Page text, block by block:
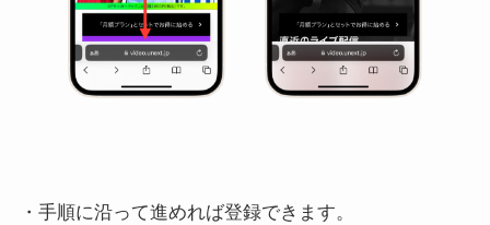
・手順に沿って進めれば登録できます。